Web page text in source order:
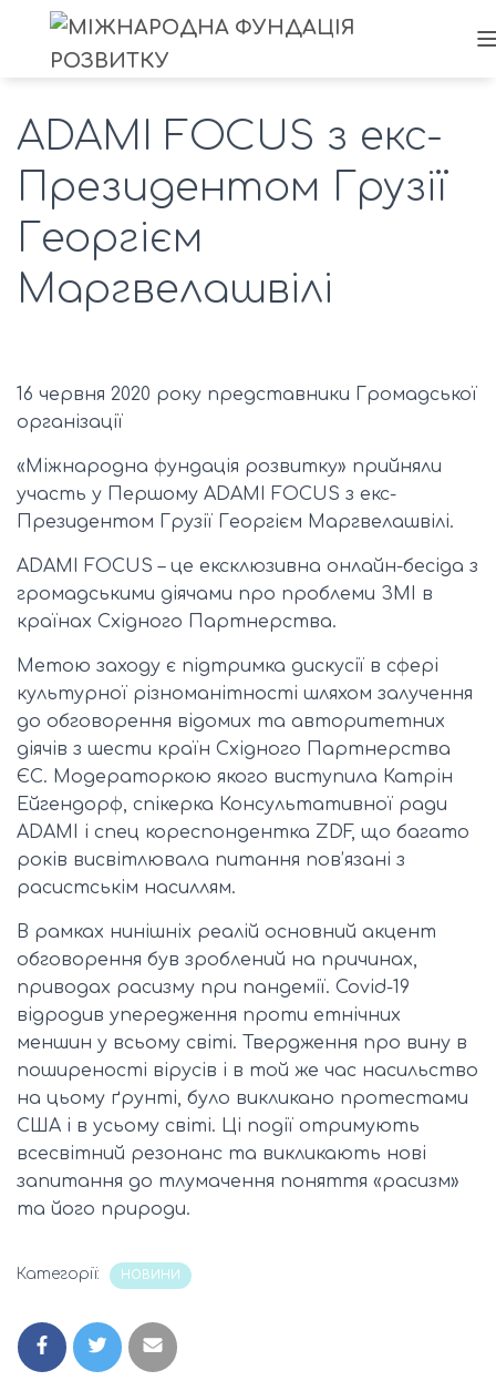
ADAMI FOCUS з екс-
Президентом Грузії
Георгієм
Маргвелашвілі
16 червня 2020 року представники Громадської
організації
«Міжнародна фундація розвитку» прийняли
участь у Першому ADAMI FOCUS з екс-
Президентом Грузії Георгієм Маргвелашвілі.
ADAMI FOCUS – це ексклюзивна онлайн-бесіда з
громадськими діячами про проблеми ЗМІ в
країнах Східного Партнерства.
Метою заходу є підтримка дискусії в сфері
культурної різноманітності шляхом залучення
до обговорення відомих та авторитетних
діячів з шести країн Східного Партнерства
ЄС. Модераторкою якого виступила Катрін
Ейгендорф, спікерка Консультативної ради
ADAMI і спец кореспондентка ZDF, що багато
років висвітлювала питання пов’язані з
расистськім насиллям.
В рамках нинішніх реалій основний акцент
обговорення був зроблений на причинах,
приводах расизму при пандемії. Covid-19
відродив упередження проти етнічних
меншин у всьому світі. Твердження про вину в
поширеності вірусів і в той же час насильство
на цьому ґрунті, було викликано протестами
США і в усьому світі. Ці події отримують
всесвітний резонанс та викликають нові
запитання до тлумачення поняття «расизм»
та його природи.
Категорії: НОВИНИ